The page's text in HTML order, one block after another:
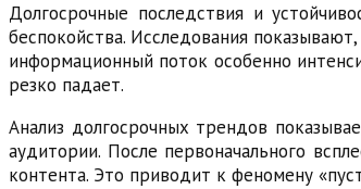
Долгосрочные последствия и
беспокойства. Исследования
информационный поток особенно
резко падает.
Анализ долгосрочных трендов
аудитории. После первоначального
контента. Это приводит к феномену